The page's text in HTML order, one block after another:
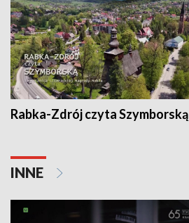
Rabka-Zdrój czyta Szymborską
INNE